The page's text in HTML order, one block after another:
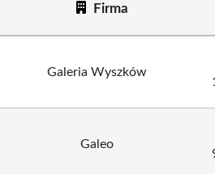
Firma
Galeria Wyszków
Galeo